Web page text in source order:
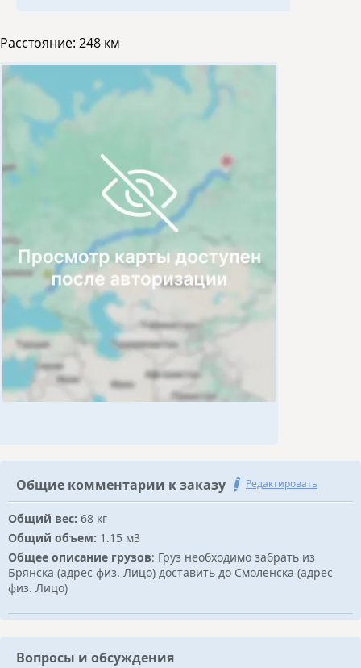
Расстояние: 248 км
Общие комментарии к заказу Редактировать
Общий вес: 68 кг
Общий объем: 1.15 м3
Общее описание грузов: Груз необходимо забрать из
Брянска (адрес физ. Лицо) доставить до Смоленска (адрес
физ. Лицо)
Вопросы и обсуждения